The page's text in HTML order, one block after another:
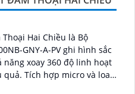
Hai Chiều là Bộ
GNY-A-PV ghi hình sắc
năng xoay 360 độ linh hoạt
và loa,